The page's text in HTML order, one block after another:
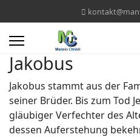
Jakobus
Jakobus stammt aus der
seiner Brüder. Bis zum Tod
gläubiger Verfechter des
dessen Auferstehung